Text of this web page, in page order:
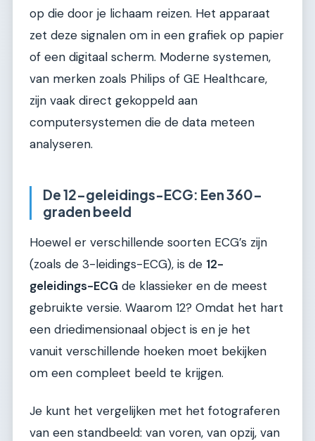
op die door je lichaam reizen. Het apparaat
zet deze signalen om in een grafiek op papier
of een digitaal scherm. Moderne systemen,
van merken zoals Philips of GE Healthcare,
zijn vaak direct gekoppeld aan
computersystemen die de data meteen
analyseren.
De 12-geleidings-ECG: Een 360-
graden beeld
Hoewel er verschillende soorten ECG’s zijn
(zoals de 3-leidings-ECG), is de 12-
geleidings-ECG de klassieker en de meest
gebruikte versie. Waarom 12? Omdat het hart
een driedimensionaal object is en je het
vanuit verschillende hoeken moet bekijken
om een compleet beeld te krijgen.
Je kunt het vergelijken met het fotograferen
van een standbeeld: van voren, van opzij, van